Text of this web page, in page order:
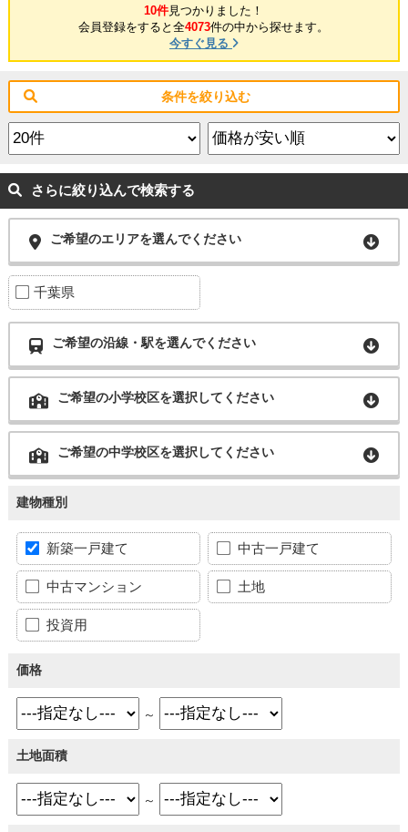
10件見つかりました！
会員登録をすると全4073件の中から探せます。
今すぐ見る
条件を絞り込む
さらに絞り込んで検索する
ご希望のエリアを選んでください
千葉県
ご希望の沿線・駅を選んでください
ご希望の小学校区を選択してください
ご希望の中学校区を選択してください
建物種別
新築一戸建て 中古一戸建て
中古マンション 土地
投資用
価格
～
土地面積
～